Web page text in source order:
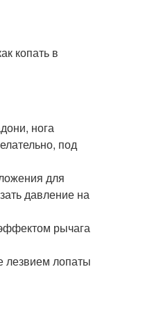
копать в
нога
под
для
давление на
рычага
лезвием лопаты